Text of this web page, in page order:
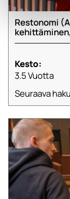
Restonomi
Kesto:
3.5 Vuotta
Seuraava